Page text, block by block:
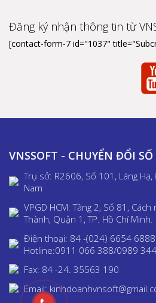
Đăng ký nhận thông tin từ
[contact-form-7 id="1037"
VNSSOFT - CHUYỂN ĐỔI
Trụ sở: R2606, Số 101, Láng
Nam
VPGD HCM: Tầng 2, Số 81,
Thành, Quận 1, TP. Hồ Chí Minh.
Điện thoại: 84 -(024) 6654
Hotline:0911 066 388/0989
Fax: 84 -24. 35563 190
Email: